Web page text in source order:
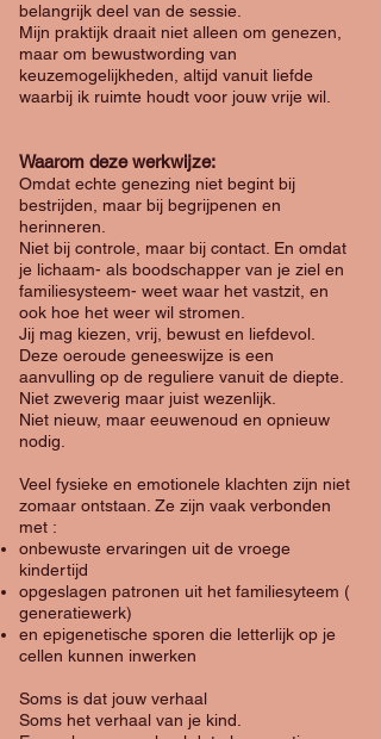
belangrijk deel van de sessie.
Mijn praktijk draait niet alleen om genezen,
maar om bewustwording van
keuzemogelijkheden, altijd vanuit liefde
waarbij ik ruimte houdt voor jouw vrije wil.
Waarom deze werkwijze:
Omdat echte genezing niet begint bij
bestrijden, maar bij begrijpenen en
herinneren.
Niet bij controle, maar bij contact. En omdat
je lichaam- als boodschapper van je ziel en
familiesysteem- weet waar het vastzit, en
ook hoe het weer wil stromen.
Jij mag kiezen, vrij, bewust en liefdevol.
Deze oeroude geneeswijze is een
aanvulling op de reguliere vanuit de diepte.
Niet zweverig maar juist wezenlijk.
Niet nieuw, maar eeuwenoud en opnieuw
nodig.
​Veel fysieke en emotionele klachten zijn niet
zomaar ontstaan. Ze zijn vaak verbonden
met :
onbewuste ervaringen uit de vroege
kindertijd
opgeslagen patronen uit het familiesyteem (
generatiewerk)
en epigenetische sporen die letterlijk op je
cellen kunnen inwerken
Soms is dat jouw verhaal
Soms het verhaal van je kind.